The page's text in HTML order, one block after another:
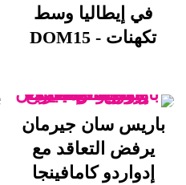
في إيطاليا وسط
تكهنات - DOM15
باريس سان جيرمان
يرفض التعاقد مع
إدواردو كامافينجا